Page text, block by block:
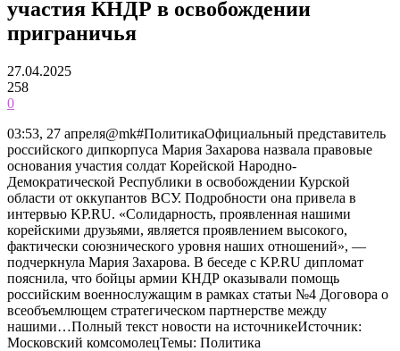
участия КНДР в освобождении
приграничья
27.04.2025
258
0
03:53, 27 апреля@mk#ПолитикаОфициальный представитель
российского дипкорпуса Мария Захарова назвала правовые
основания участия солдат Корейской Народно-
Демократической Республики в освобождении Курской
области от оккупантов ВСУ. Подробности она привела в
интервью KP.RU. «Солидарность, проявленная нашими
корейскими друзьями, является проявлением высокого,
фактически союзнического уровня наших отношений», —
подчеркнула Мария Захарова. В беседе с KP.RU дипломат
пояснила, что бойцы армии КНДР оказывали помощь
российским военнослужащим в рамках статьи №4 Договора о
всеобъемлющем стратегическом партнерстве между
нашими…Полный текст новости на источникеИсточник:
Московский комсомолецТемы: Политика